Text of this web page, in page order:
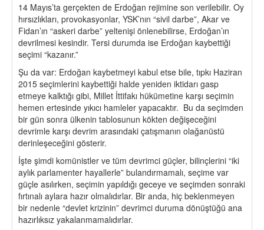
14 Mayıs’ta gerçekten de Erdoğan rejimine son verilebilir. Oy
hırsızlıkları, provokasyonlar, YSK’nın “sivil darbe”, Akar ve
Fidan’ın “askeri darbe” yeltenişi önlenebilirse, Erdoğan’ın
devrilmesi kesindir. Tersi durumda ise Erdoğan kaybettiği
seçimi “kazanır.”
Şu da var: Erdoğan kaybetmeyi kabul etse bile, tıpkı Haziran
2015 seçimlerini kaybettiği halde yeniden iktidarı gasp
etmeye kalktığı gibi, Millet İttifakı hükümetine karşı seçimin
hemen ertesinde yıkıcı hamleler yapacaktır. Bu da seçimden
bir gün sonra ülkenin tablosunun kökten değişeceğini
devrimle karşı devrim arasındaki çatışmanın olağanüstü
derinleşeceğini gösterir.
İşte şimdi komünistler ve tüm devrimci güçler, bilinçlerini “iki
aylık parlamenter hayallerle” bulandırmamalı, seçime var
güçle asılırken, seçimin yapıldığı geceye ve seçimden sonraki
fırtınalı aylara hazır olmalıdırlar. Bir anda, hiç beklenmeyen
bir nedenle “devlet krizinin” devrimci duruma dönüştüğü ana
hazırlıksız yakalanmamalıdırlar.